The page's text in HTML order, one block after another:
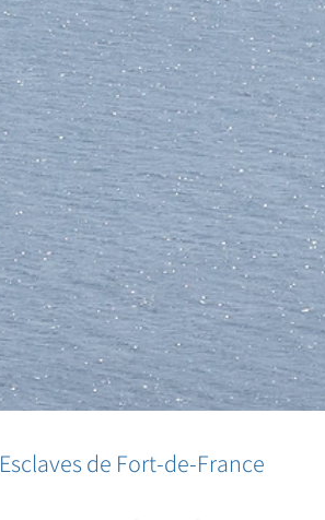
Esclaves de Fort-de-France